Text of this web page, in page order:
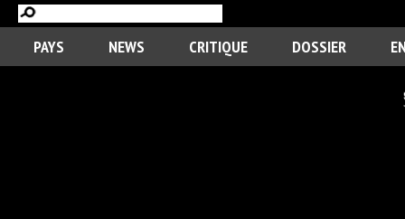
PAYS NEWS CRITIQUE DOSSIER